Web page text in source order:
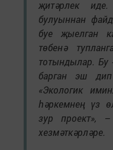
җитәрлек
булуыннан
буе җыелган
төбенә
тотындылар. Бу
барган эш
«Экологик
һәркемнең үз
зур проект»,
хезмәткәрләре.